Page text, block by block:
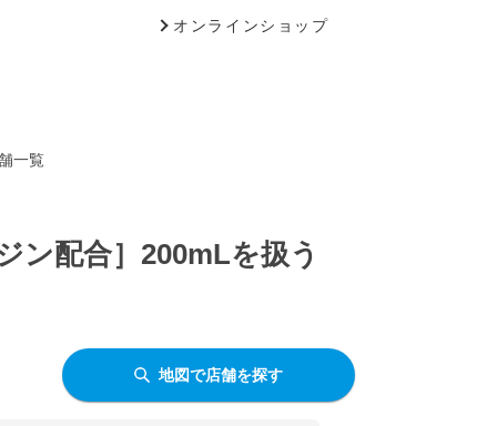
オンラインショップ
一覧
ン配合］200mLを扱う
地図で店舗を探す